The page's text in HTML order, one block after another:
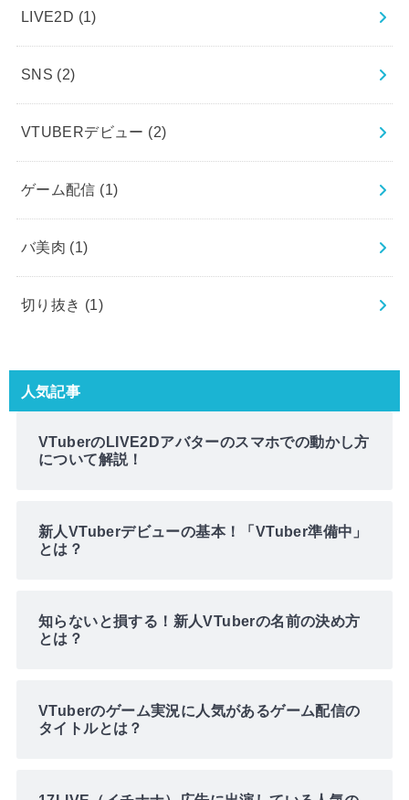
LIVE2D (1)
SNS (2)
VTUBERデビュー (2)
ゲーム配信 (1)
バ美肉 (1)
切り抜き (1)
人気記事
VTuberのLIVE2Dアバターのスマホでの動かし方
について解説！
新人VTuberデビューの基本！「VTuber準備中」
とは？
知らないと損する！新人VTuberの名前の決め方
とは？
VTuberのゲーム実況に人気があるゲーム配信の
タイトルとは？